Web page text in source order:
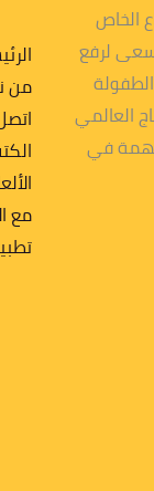
الخاص
لرفع
العالمي
في
من
مع